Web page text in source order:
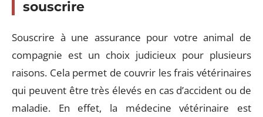
souscrire
Souscrire à une assurance pour votre animal de
compagnie est un choix judicieux pour plusieurs
raisons. Cela permet de couvrir les frais vétérinaires
qui peuvent être très élevés en cas d’accident ou de
maladie. En effet, la médecine vétérinaire est